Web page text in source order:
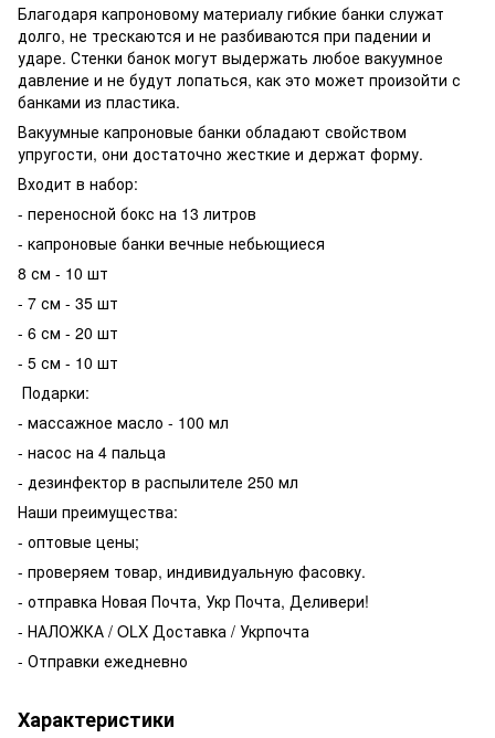
Благодаря капроновому материалу гибкие банки служат
долго, не трескаются и не разбиваются при падении и
ударе. Стенки банок могут выдержать любое вакуумное
давление и не будут лопаться, как это может произойти с
банками из пластика.
Вакуумные капроновые банки обладают свойством
упругости, они достаточно жесткие и держат форму.
Входит в набор:
- переносной бокс на 13 литров
- капроновые банки вечные небьющиеся
8 см - 10 шт
- 7 см - 35 шт
- 6 см - 20 шт
- 5 см - 10 шт
Подарки:
- массажное масло - 100 мл
- насос на 4 пальца
- дезинфектор в распылителе 250 мл
Наши преимущества:
- оптовые цены;
- проверяем товар, индивидуальную фасовку.
- отправка Новая Почта, Укр Почта, Деливери!
- НАЛОЖКА / OLX Доставка / Укрпочта
- Отправки ежедневно
Характеристики